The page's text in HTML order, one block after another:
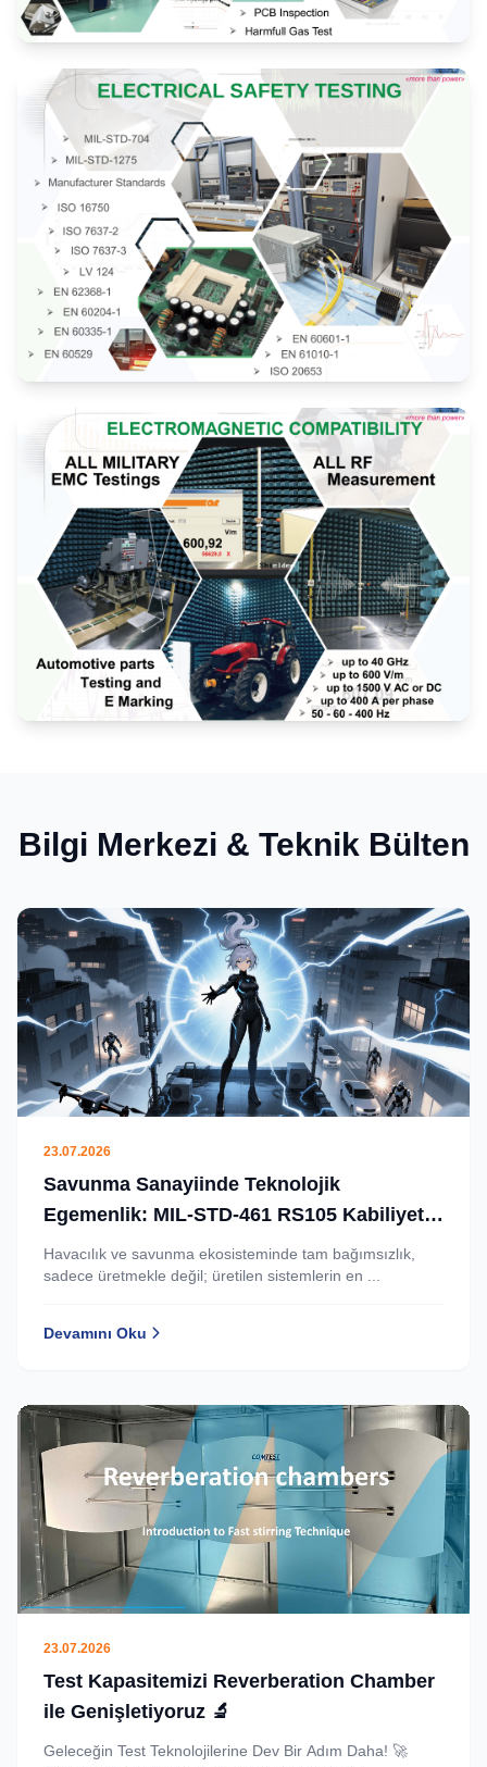
Çevresel ve Güvenlik Testleri
Elektriksel Güvenlik Testleri
Bilgi Merkezi & Teknik Bülten
23.07.2026
Savunma Sanayiinde Teknolojik
Egemenlik: MIL-STD-461 RS105 Kabiliyeti
Artık Türkiye’de.
Havacılık ve savunma ekosisteminde tam bağımsızlık,
sadece üretmekle değil; üretilen sistemlerin en ...
Devamını Oku
23.07.2026
Test Kapasitemizi Reverberation Chamber
ile Genişletiyoruz 🔬
Geleceğin Test Teknolojilerine Dev Bir Adım Daha! 🚀